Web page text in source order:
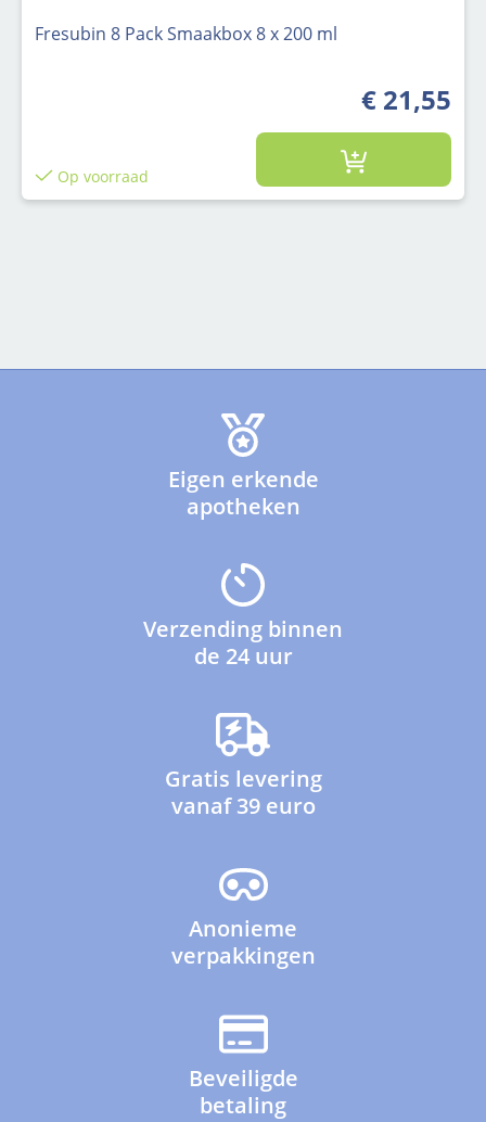
Fresubin 8 Pack Smaakbox 8 x 200 ml
€ 21,55
Op voorraad
Eigen erkende
apotheken
Verzending binnen
de 24 uur
Gratis levering
vanaf 39 euro
Anonieme
verpakkingen
Beveiligde
betaling